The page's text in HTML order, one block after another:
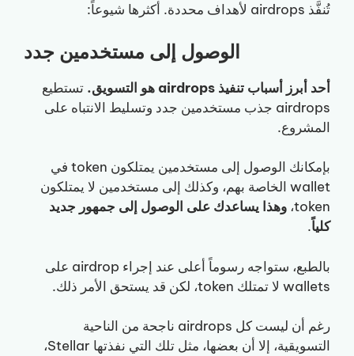
تُنفَّذ airdrops لأهداف محددة. أكثرها شيوعاً:
الوصول إلى مستخدمين جدد
أحد أبرز أسباب تنفيذ airdrops هو التسويق.
تستطيع
airdrops جذب مستخدمين جدد وتسليط الانتباه على
المشروع.
بإمكانك الوصول إلى مستخدمين يمتلكون token في
wallet الخاصة بهم، وكذلك إلى مستخدمين لا يمتلكون
token، وهذا يساعدك على الوصول إلى جمهور جديد
كلياً.
بالطبع، ستواجه رسوماً أعلى عند إجراء airdrop على
wallets لا تمتلك token، لكن قد يستحق الأمر ذلك.
رغم أن ليست كل airdrops ناجحة من الناحية
التسويقية، إلا أن بعضها، مثل تلك التي نفذتها Stellar،